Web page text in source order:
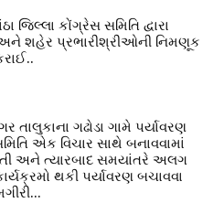
જિલ્લા કોંગ્રેસ સમિતિ દ્વારા
શહેર પ્રભારીશ્રીઓની નિમણૂક
તાલુકાના ગઢોડા ગામે પર્યાવરણ
એક વિચાર સાથે બનાવવામાં
અને ત્યારબાદ સમયાંતરે અલગ
થકી પર્યાવરણ બચાવવા